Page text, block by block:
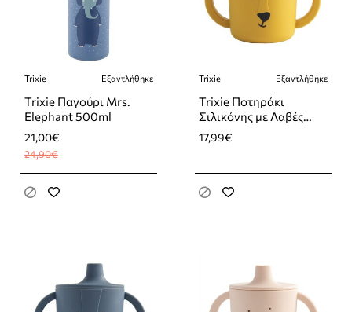
-16%
Εξαντλήθηκε
Trixie Εξαντλήθηκε
Trixie Παγούρι Mrs.
Elephant 500ml
21,00€
24,90€
Εξαντλήθηκε
Trixie Εξαντλήθηκε
Trixie Ποτηράκι
Σιλικόνης με Λαβές
Sippy Cup Mr. Lion
207ml
17,99€